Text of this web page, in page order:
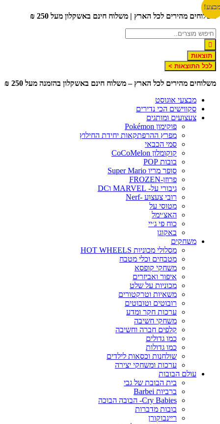
דלג
לתוכן
משלוחים מהירים לכל הארץ | משלוח חינם באשקלון מעל 250 ₪
תוצאות
לכל התוצאות >
משלוחים מהירים לכל הארץ – משלוח חינם באשקלון בהזמנה מעל 250 ₪
מבצעי אוגוסט
סקווישים הכי נדירים
צעצועים ומותגים
פוקימון Pokémon
מפרץ ההרפתקאות יחידת החילוץ
סמי הכבאי
קוקומלון CoCoMelon
בובות POP
סופר מריו Super Mario
פרוזן-FROZEN
גיבורי על- MARVEL וDC
רובי צעצוע -Nerf
מטוסי על
האצ׳ימל
כוח פי ג׳יי
באקוגן
משחקים
מסלולי מכוניות HOT WHEELS
מטבחים וכלי מטבח
משחקי קופסא
איפור ואביזרים
מכוניות על שלט
משאיות וטרקטורים
רובוטים וטובוטים
ערכות חקר ומדע
משחקי חשיבה
קלפים חברה וחשיבה
כמו גדולים
כמו גדולות
שולחנות וכסאות לילדים
ערכות ומשחקי יצירה
עולם הבובות
בית הבובת של גבי
ברביות Barbei
Cry Babies- הבובה הבוכה
בובות מדברות
ריינבוקורן